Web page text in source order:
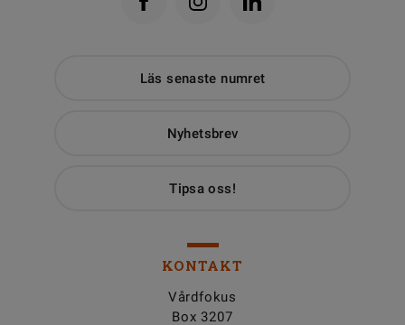
Läs senaste numret
Nyhetsbrev
Tipsa oss!
KONTAKT
Vårdfokus
Box 3207